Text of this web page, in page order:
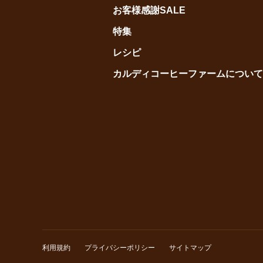
お客様感謝SALE
特集
レシピ
カルディコーヒーファームについて
利用規約 プライバシーポリシー サイトマップ